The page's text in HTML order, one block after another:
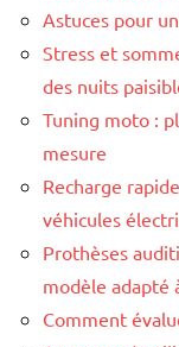
Astuces pour
Stress et
des nuits
Tuning moto :
mesure
Recharge
véhicules
Prothèses
modèle adapté
Comment